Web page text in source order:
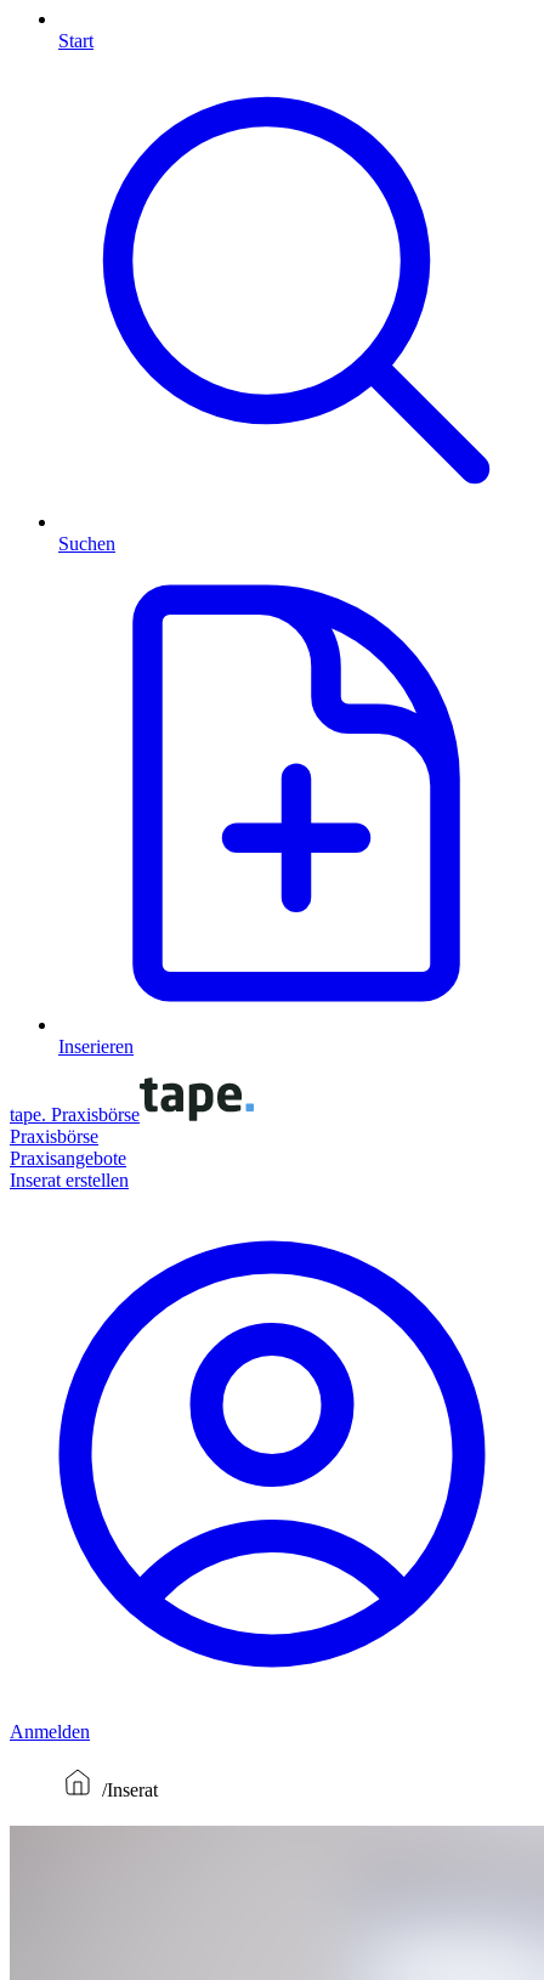
Start
Suchen
Inserieren
tape. Praxisbörse
Praxisbörse
Praxisangebote
Inserat erstellen
Anmelden
Inserat